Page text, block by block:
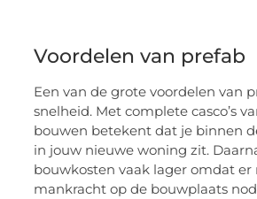
Voordelen van prefab
Een van de grote voordelen van
snelheid. Met complete casco’s
bouwen betekent dat je binnen
in jouw nieuwe woning zit.
bouwkosten vaak lager omdat
mankracht op de bouwplaats